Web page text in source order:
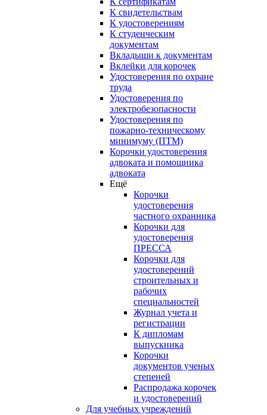
К свидетельствам
К удостоверениям
К студенческим
документам
Вкладыши к документам
Вклейки для корочек
Удостоверения по охране
труда
Удостоверения по
электробезопасности
Удостоверения по
пожарно-техническому
минимуму (ПТМ)
Корочки удостоверения
адвоката и помощника
адвоката
Ещё
Корочки
удостоверения
частного охранника
Корочки для
удостоверения
ПРЕССА
Корочки для
удостоверений
строительных и
рабочих
специальностей
Журнал учета и
регистрации
К дипломам
выпускника
Корочки
документов ученых
степеней
Распродажа корочек
и удостоверений
Для учебных учреждений